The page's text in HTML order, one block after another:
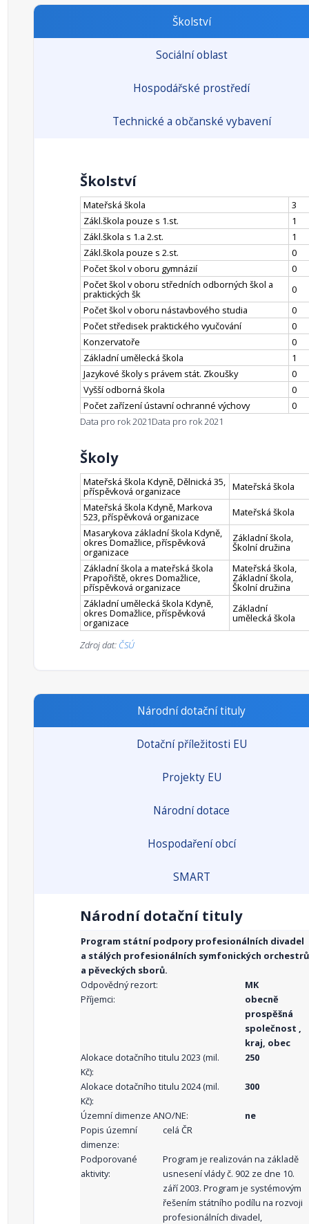
Školství
Sociální oblast
Hospodářské prostředí
Technické a občanské vybavení
Školství
Mateřská škola
3
Zákl.škola pouze s 1.st.
1
Zákl.škola s 1.a 2.st.
1
Zákl.škola pouze s 2.st.
0
Počet škol v oboru gymnázií
0
Počet škol v oboru středních odborných škol a
praktických šk
0
Počet škol v oboru nástavbového studia
0
Počet středisek praktického vyučování
0
Konzervatoře
0
Základní umělecká škola
1
Jazykové školy s právem stát. Zkoušky
0
Vyšší odborná škola
0
Počet zařízení ústavní ochranné výchovy
0
Data pro rok 2021Data pro rok 2021
Školy
Mateřská škola Kdyně, Dělnická 35,
příspěvková organizace
Mateřská škola
Mateřská škola Kdyně, Markova
523, příspěvková organizace
Mateřská škola
Masarykova základní škola Kdyně,
okres Domažlice, příspěvková
organizace
Základní škola,
Školní družina
Základní škola a mateřská škola
Prapořiště, okres Domažlice,
příspěvková organizace
Mateřská škola,
Základní škola,
Školní družina
Základní umělecká škola Kdyně,
okres Domažlice, příspěvková
organizace
Základní
umělecká škola
Zdroj dat: ČSÚ
Národní dotační tituly
Dotační příležitosti EU
Projekty EU
Národní dotace
Hospodaření obcí
SMART
Národní dotační tituly
Program státní podpory profesionálních divadel
a stálých profesionálních symfonických orchestrů
a pěveckých sborů.
Odpovědný rezort:
MK
Příjemci:
obecně
prospěšná
společnost ,
kraj, obec
Alokace dotačního titulu 2023 (mil.
Kč):
250
Alokace dotačního titulu 2024 (mil.
Kč):
300
Územní dimenze ANO/NE:
ne
Popis územní
dimenze:
celá ČR
Podporované
aktivity:
Program je realizován na základě
usnesení vlády č. 902 ze dne 10.
září 2003. Program je systémovým
řešením státního podílu na rozvoji
profesionálních divadel,